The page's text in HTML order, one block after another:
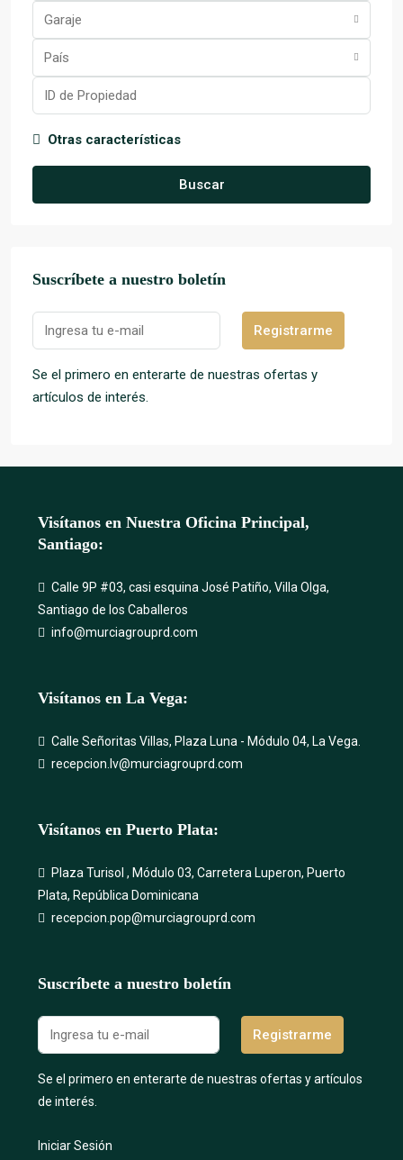
Garaje
País
Otras características
Buscar
Suscríbete a nuestro boletín
Registrarme
Se el primero en enterarte de nuestras ofertas y
artículos de interés.
Visítanos en Nuestra Oficina Principal,
Santiago:
Calle 9P #03, casi esquina José Patiño, Villa Olga,
Santiago de los Caballeros
info@murciagrouprd.com
Visítanos en La Vega:
Calle Señoritas Villas, Plaza Luna - Módulo 04, La Vega.
recepcion.lv@murciagrouprd.com
Visítanos en Puerto Plata:
Plaza Turisol , Módulo 03, Carretera Luperon, Puerto
Plata, República Dominicana
recepcion.pop@murciagrouprd.com
Suscríbete a nuestro boletín
Registrarme
Se el primero en enterarte de nuestras ofertas y artículos
de interés.
Iniciar Sesión